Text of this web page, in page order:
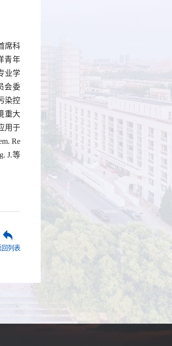
席科
青年
业学
会委
染控
重大
用于
Re
J.等
回列表